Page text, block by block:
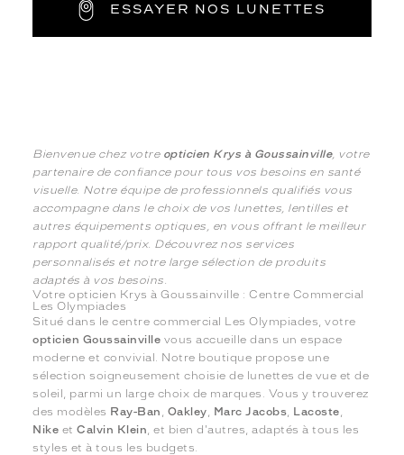
ESSAYER NOS LUNETTES
Bienvenue chez votre opticien Krys à Goussainville, votre
partenaire de confiance pour tous vos besoins en santé
visuelle. Notre équipe de professionnels qualifiés vous
accompagne dans le choix de vos lunettes, lentilles et
autres équipements optiques, en vous offrant le meilleur
rapport qualité/prix. Découvrez nos services
personnalisés et notre large sélection de produits
adaptés à vos besoins.
Votre opticien Krys à Goussainville : Centre Commercial
Les Olympiades
Situé dans le centre commercial Les Olympiades, votre
opticien Goussainville vous accueille dans un espace
moderne et convivial. Notre boutique propose une
sélection soigneusement choisie de lunettes de vue et de
soleil, parmi un large choix de marques. Vous y trouverez
des modèles Ray-Ban Oakley Marc Jacobs Lacoste
Nike etCalvin Klein , et bien d'autres, adaptés à tous les
styles et à tous les budgets.